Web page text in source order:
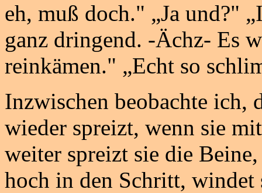
eh, muß doch." „Ja und?"
ganz dringend. -Ächz- Es
reinkämen." „Echt so
Inzwischen beobachte ich,
wieder spreizt, wenn sie
weiter spreizt sie die
hoch in den Schritt,